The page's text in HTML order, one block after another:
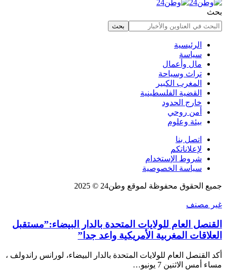
بحث
الرئيسية
سياسة
مال وأعمال
تراث وسياحة
المغرب الكبير
القضية الفلسطينية
خارج الحدود
أمن روحي
بيئة وعلوم
اتصل بنا
لإعلاناتكم
شروط الإستخدام
سياسة الخصوصية
جميع الحقوق محفوظة لموقع وطن24 © 2025
غير مصنف
القنصل العام للولايات المتحدة بالدار البيضاء:”مستقبل
العلاقات المغربية الأمريكية واعد جدا”
أكد القنصل العام للولايات المتحدة بالدار البيضاء، لورانس راندولف ،
مساء أمس الاثنين 7 يونيو…